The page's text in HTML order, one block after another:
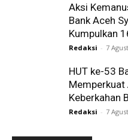
Aksi
Bank Aceh
Kumpulkan
Redaksi - 7
HUT ke-53
Memperkuat
Keberkahan
Redaksi - 7